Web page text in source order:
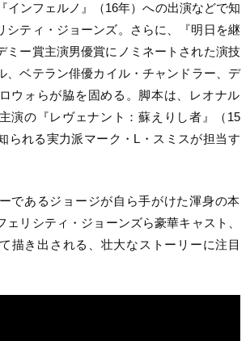
インフェルノ』（16年）への出演などで知
シティ・ジョーンズ。さらに、『明日を継
ミ ー賞主演男優賞にノミネートされた演技
、ベテラン俳優カイル・チャンドラー、 デ
ウォらが脇を固める。 脚本は、レオナル
演の『レヴェナント：蘇えりし者』（15
られる実力派マーク・L・ スミスが担当す
であるジョージが自ら手がけた渾身の本
ェリシティ・ジョーンズら豪華キャスト、
描き出される、 壮大なストーリーに注目